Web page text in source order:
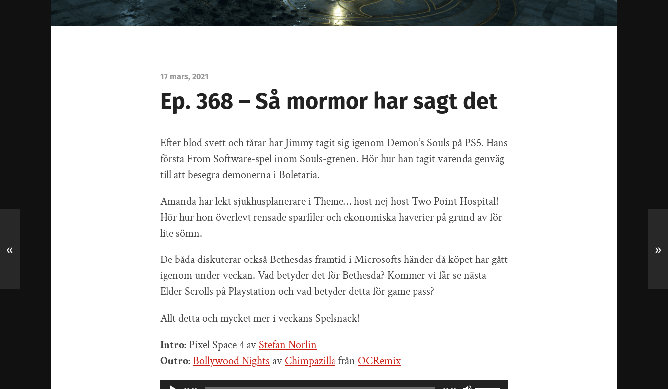
17 mars, 2021
Ep. 368 – Så mormor har sagt det
Efter blod svett och tårar har Jimmy tagit sig igenom Demon’s Souls på PS5. Hans
första From Software-spel inom Souls-grenen. Hör hur han tagit varenda genväg
till att besegra demonerna i Boletaria.
Amanda har lekt sjukhusplanerare i Theme… host nej host Two Point Hospital!
Hör hur hon överlevt rensade sparfiler och ekonomiska haverier på grund av för
lite sömn.
De båda diskuterar också Bethesdas framtid i Microsofts händer då köpet har gått
igenom under veckan. Vad betyder det för Bethesda? Kommer vi får se nästa
Elder Scrolls på Playstation och vad betyder detta för game pass?
Allt detta och mycket mer i veckans Spelsnack!
Intro: Pixel Space 4 av Stefan Norlin
Outro:Bollywood Nights av Chimpazillafrån OCRemix
Använd
« »